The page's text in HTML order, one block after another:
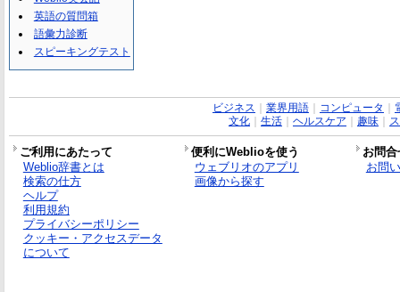
英語の質問箱
語彙力診断
スピーキングテスト
ビジネス 業界用語｜ コンピュータ
文化｜ 生活｜ ヘルスケア 趣味｜
ご利用にあたって 便利にWeblioを使う
お問
Weblio辞書とは
検索の仕方
ヘルプ
利用規約
プライバシーポリシー
クッキー・アクセスデータ
について
ウェブリオのアプリ
画像から探す
お問